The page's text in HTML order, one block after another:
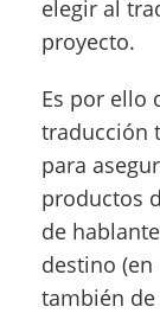
elegir al
proyecto.
Es por ello
traducción
para
productos
de
destino (en
también